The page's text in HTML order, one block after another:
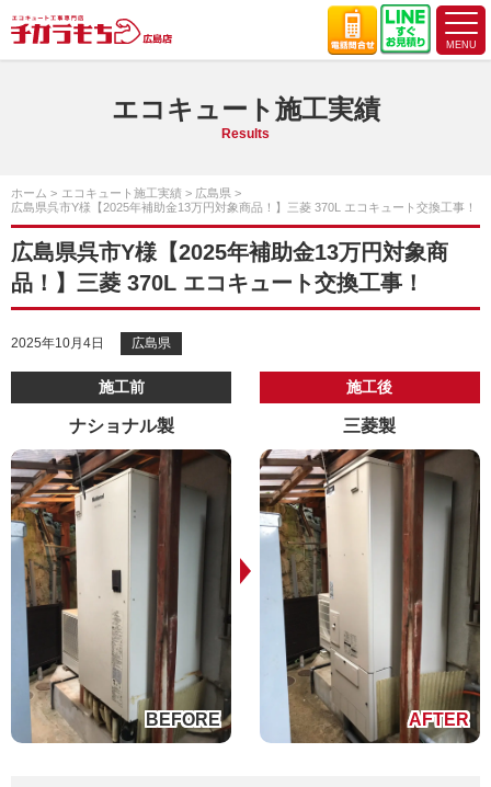
エコキュート施工実績
Results
ホーム エコキュート施工実績
広島県
広島県呉市Y様【2025年補助金13万円対象商品！】三菱 370L エコキュート交換工事！
広島県呉市Y様【2025年補助金13万円対象商
品！】三菱 370L エコキュート交換工事！
2025年10月4日 広島県
施工前
ナショナル製
施工後
三菱製